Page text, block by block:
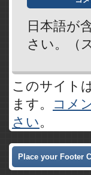
日本語が
さい。（
このサイト
ます。
コメ
さい。
Place your Footer